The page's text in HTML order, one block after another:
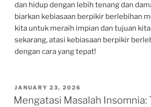
dan hidup dengan lebih tenang dan
biarkan kebiasaan berpikir berlebihan
kita untuk meraih impian dan tujuan
sekarang, atasi kebiasaan berpikir
dengan cara yang tepat!
POSTED
ON
JANUARY 23, 2026
Mengatasi Masalah Insomnia: